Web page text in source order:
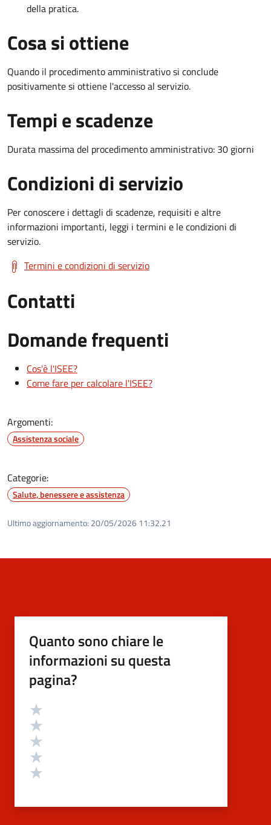
della pratica.
Cosa si ottiene
Quando il procedimento amministrativo si conclude
positivamente si ottiene l'accesso al servizio.
Tempi e scadenze
Durata massima del procedimento amministrativo: 30 giorni
Condizioni di servizio
Per conoscere i dettagli di scadenze, requisiti e altre
informazioni importanti, leggi i termini e le condizioni di
servizio.
Termini e condizioni di servizio
Contatti
Domande frequenti
Cos'è l'ISEE?
Come fare per calcolare l'ISEE?
Argomenti:
Assistenza sociale
Categorie:
Salute, benessere e assistenza
Ultimo aggiornamento: 20/05/2026 11:32.21
Quanto sono chiare le
informazioni su questa
pagina?
Valutazione